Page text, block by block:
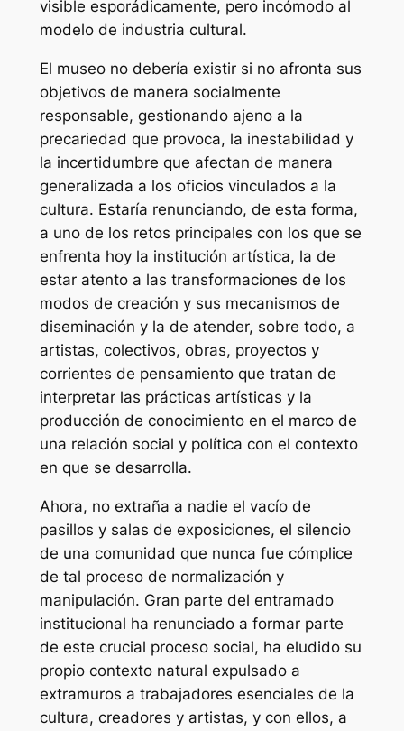
visible esporádicamente, pero incómodo al
modelo de industria cultural.
El museo no debería existir si no afronta sus
objetivos de manera socialmente
responsable, gestionando ajeno a la
precariedad que provoca, la inestabilidad y
la incertidumbre que afectan de manera
generalizada a los oficios vinculados a la
cultura. Estaría renunciando, de esta forma,
a uno de los retos principales con los que se
enfrenta hoy la institución artística, la de
estar atento a las transformaciones de los
modos de creación y sus mecanismos de
diseminación y la de atender, sobre todo, a
artistas, colectivos, obras, proyectos y
corrientes de pensamiento que tratan de
interpretar las prácticas artísticas y la
producción de conocimiento en el marco de
una relación social y política con el contexto
en que se desarrolla.
Ahora, no extraña a nadie el vacío de
pasillos y salas de exposiciones, el silencio
de una comunidad que nunca fue cómplice
de tal proceso de normalización y
manipulación. Gran parte del entramado
institucional ha renunciado a formar parte
de este crucial proceso social, ha eludido su
propio contexto natural expulsado a
extramuros a trabajadores esenciales de la
cultura, creadores y artistas, y con ellos, a